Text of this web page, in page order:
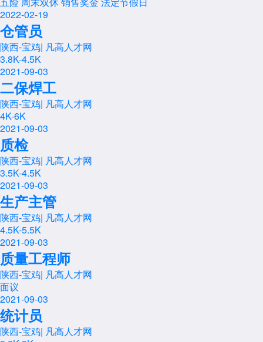
2022-02-19
仓管员
陕西-宝鸡| 凡高人才网
3.8K-4.5K
2021-09-03
二保焊工
陕西-宝鸡| 凡高人才网
4K-6K
2021-09-03
质检
陕西-宝鸡| 凡高人才网
3.5K-4.5K
2021-09-03
生产主管
陕西-宝鸡| 凡高人才网
4.5K-5.5K
2021-09-03
质量工程师
陕西-宝鸡| 凡高人才网
面议
2021-09-03
统计员
陕西-宝鸡| 凡高人才网